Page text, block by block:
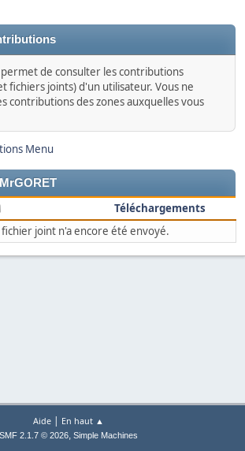
de consulter les contributions
fichiers joints) d'un utilisateur. Vous ne
contributions des zones auxquelles vous
Menu
Téléchargements
joint n'a encore été envoyé.
Aide | En haut ▲
SMF 2.1.7 © 2026, Simple Machines